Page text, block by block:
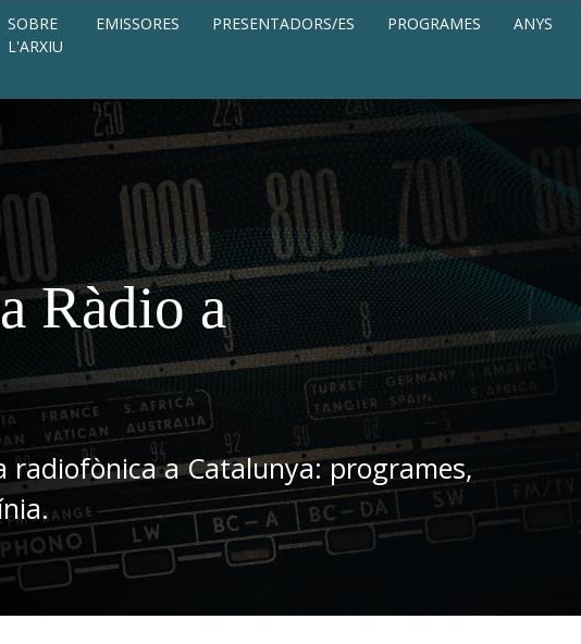
SOBRE
L'ARXIU
EMISSORES PRESENTADORS/ES PROGRAMES ANYS
Ràdio a
a Catalunya: programes,